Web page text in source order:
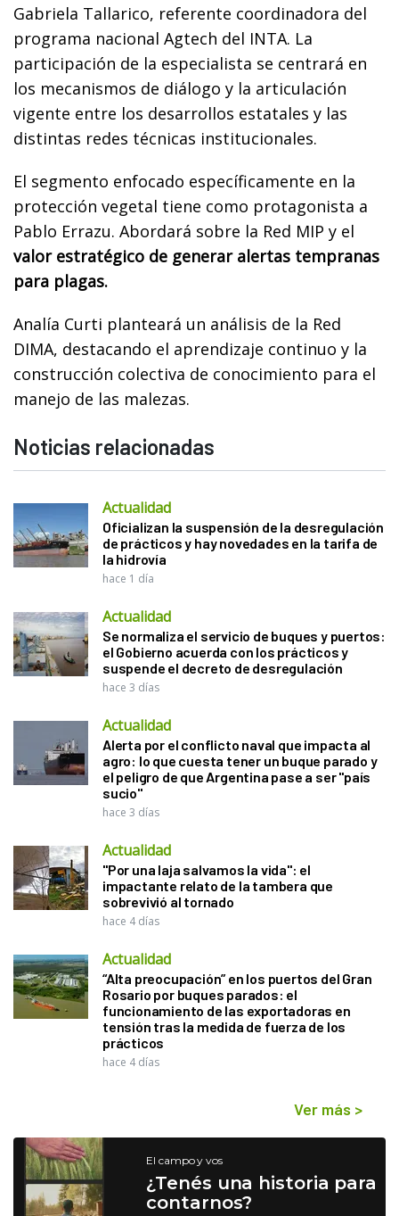
Gabriela Tallarico, referente coordinadora del
programa nacional Agtech del INTA. La
participación de la especialista se centrará en
los mecanismos de diálogo y la articulación
vigente entre los desarrollos estatales y las
distintas redes técnicas institucionales.
El segmento enfocado específicamente en la
protección vegetal tiene como protagonista a
Pablo Errazu. Abordará sobre la Red MIP y el
valor estratégico de generar alertas tempranas
para plagas.
Analía Curti planteará un análisis de la Red
DIMA, destacando el aprendizaje continuo y la
construcción colectiva de conocimiento para el
manejo de las malezas.
Noticias relacionadas
Actualidad
Oficializan la suspensión de la desregulación
de prácticos y hay novedades en la tarifa de
la hidrovía
hace 1 día
Actualidad
Se normaliza el servicio de buques y puertos:
el Gobierno acuerda con los prácticos y
suspende el decreto de desregulación
hace 3 días
Actualidad
Alerta por el conflicto naval que impacta al
agro: lo que cuesta tener un buque parado y
el peligro de que Argentina pase a ser "país
sucio"
hace 3 días
Actualidad
"Por una laja salvamos la vida": el
impactante relato de la tambera que
sobrevivió al tornado
hace 4 días
Actualidad
“Alta preocupación” en los puertos del Gran
Rosario por buques parados: el
funcionamiento de las exportadoras en
tensión tras la medida de fuerza de los
prácticos
hace 4 días
Ver más >
El campo y vos
¿Tenés una historia para
contarnos?